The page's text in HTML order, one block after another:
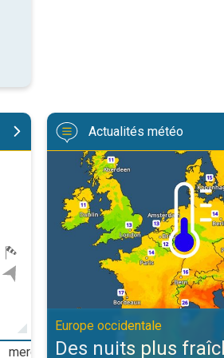
Matinée
14°
70 %
Après-
19
mercredi
jeudi
Actualités météo
Des nuits plus fraîches en
Europe occidentale
Des nuits plus